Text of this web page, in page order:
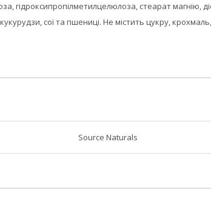
гідроксипропілметилцелюлоза, стеарат магнію,
сої та пшениці. Не містить цукру,
Source Naturals